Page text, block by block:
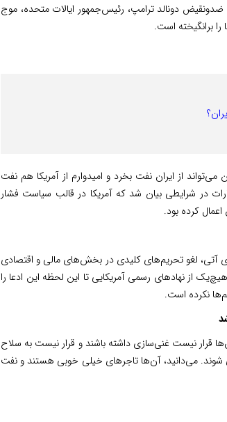
ضدونقیض دونالد ترامپ، رئیس‌جمهور ایالات متحده، موج
را برانگیخته است.
از ایران نفت بخرد و امیدوارم از آمریکا هم نفت
در شرایطی بیان شد که آمریکا در قالب سیاست فشار
آتی، لغو تحریم‌های کلیدی در بخش‌های مالی و اقتصادی
اعلام کند. با این حال، هیچ‌یک از نهادهای رسمی آمریکایی تا این لحظه این ادعا را
نکرده است.
قرار نیست غنی‌سازی داشته باشند و قرار نیست به سلاح
می‌دانید، آن‌ها تاجرهای خیلی خوبی هستند و نفت